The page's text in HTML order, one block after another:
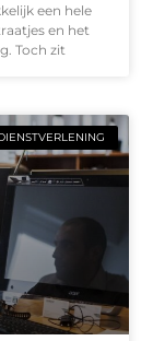
een hele
en het
Toch zit